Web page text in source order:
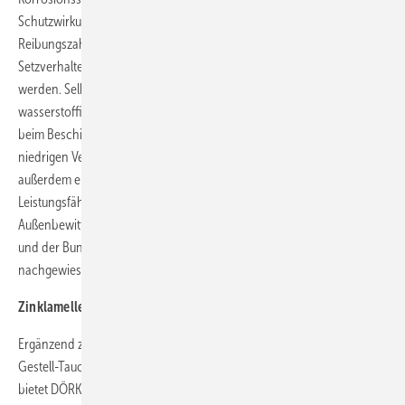
Schutzwirkung und ermöglicht u. a. die Einhaltung definierter
Reibungszahlen. Zudem zeigen beschichtete Schrauben kein
Setzverhalten, wodurch kostenintensive Wartungsarbeiten reduziert
werden. Selbst das Risiko einer applikationsbedingten
wasserstoffinduzierten Spannungsrisskorrosion wird vermieden, da
beim Beschichtungsvorgang kein Wasserstoff angeboten wird. Die
niedrigen Vernetzungstemperaturen von ca. 200°C verhindern
außerdem eine Werkstoffveränderung hochfester Bauteile. Die
Leistungsfähigkeit der Zinklamellensysteme ist in umfangreichen
Außenbewitterungstests des Deutschen Institut für Bautechnik (DIBt)
und der Bundesanstalt für Materialforschung und -prüfung (BAM)
nachgewiesen worden.
Zinklamellenüberzug aus der Spraydose
Ergänzend zu den klassischen Beschichtungsmöglichkeiten im
Gestell-Tauch-Schleuder-Verfahren oder in der Spritzapplikation
bietet DÖRKEN auch einen raumtemperaturhärtenden